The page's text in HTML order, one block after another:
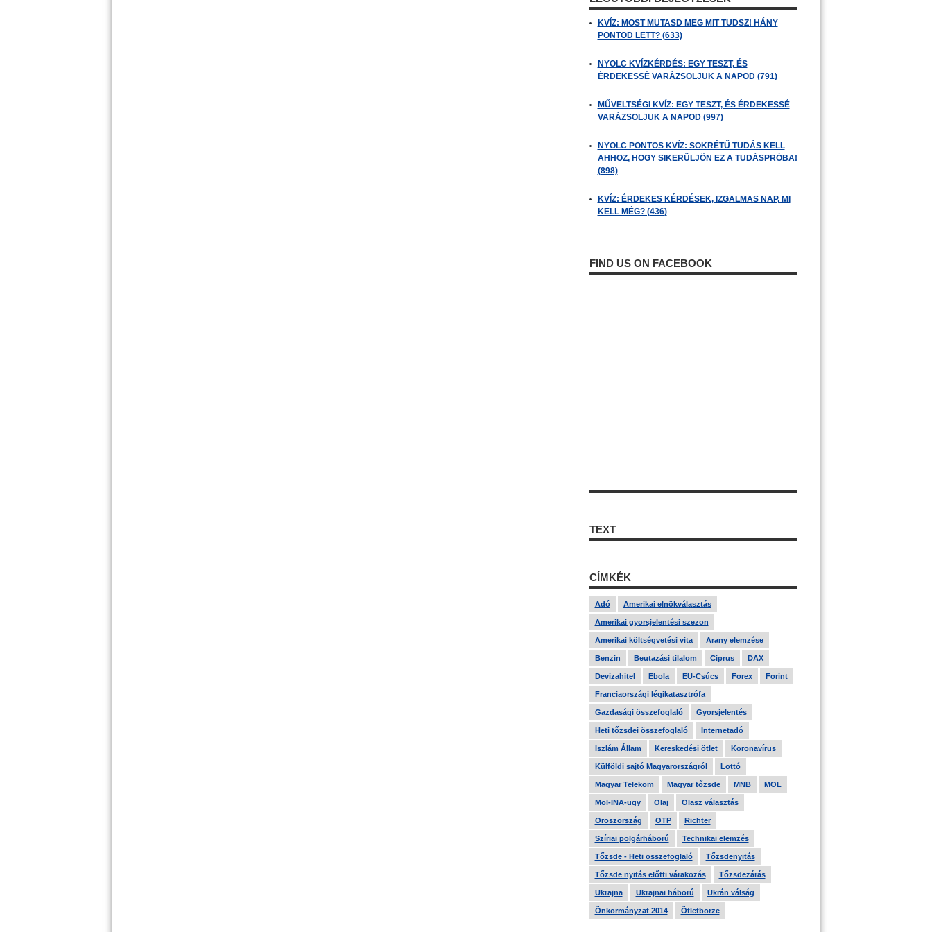
KVÍZ: MOST MUTASD MEG MIT TUDSZ! HÁNY
PONTOD LETT? (633)
NYOLC KVÍZKÉRDÉS: EGY TESZT, ÉS
ÉRDEKESSÉ VARÁZSOLJUK A NAPOD (791)
MŰVELTSÉGI KVÍZ: EGY TESZT, ÉS ÉRDEKESSÉ
VARÁZSOLJUK A NAPOD (997)
NYOLC PONTOS KVÍZ: SOKRÉTŰ TUDÁS KELL
AHHOZ, HOGY SIKERÜLJÖN EZ A TUDÁSPRÓBA!
(898)
KVÍZ: ÉRDEKES KÉRDÉSEK, IZGALMAS NAP, MI
KELL MÉG? (436)
FIND US ON FACEBOOK
TEXT
CÍMKÉK
Adó Amerikai elnökválasztás
Amerikai gyorsjelentési szezon
Amerikai költségvetési vita Arany elemzése
Benzin Beutazási tilalom Ciprus DAX
Devizahitel Ebola EU-Csúcs Forex Forint
Franciaországi légikatasztrófa
Gazdasági összefoglaló Gyorsjelentés
Heti tőzsdei összefoglaló Internetadó
Iszlám Állam Kereskedési ötlet Koronavírus
Külföldi sajtó Magyarországról Lottó
Magyar Telekom Magyar tőzsde MNB MOL
Mol-INA-ügy Olaj Olasz választás
Oroszország OTP Richter
Szíriai polgárháború Technikai elemzés
Tőzsde - Heti összefoglaló Tőzsdenyitás
Tőzsde nyitás előtti várakozás Tőzsdezárás
Ukrajna Ukrajnai háború Ukrán válság
Önkormányzat 2014 Ötletbörze